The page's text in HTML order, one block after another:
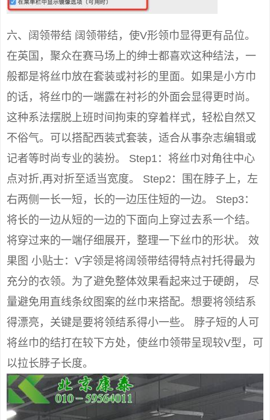
六、阔领带结 阔领带结，使V形领巾显得更有品位。
在英国，聚众在赛马场上的绅士都喜欢这种结法，一
般都是将丝巾放在套装或衬衫的里面。如果是小方巾
的话，将丝巾的一端露在衬衫的外面会显得更时尚。
这种系法摆脱上班时间拘束的穿着样式，轻松自然又
不俗气。可以搭配西装式套装，适合从事杂志编辑或
记者等时尚专业的装扮。 Step1：将丝巾对角往中心
点对折,再对折至适当宽度。 Step2：围在脖子上，左
右两侧一长一短，长的一边压住短的一边。 Step3：
将长的一边从短的一边的下面向上穿过去系一个结。
将穿过来的一端仔细展开，整理一下丝巾的形状。 效
果图 小贴士：V字领是将阔领带结得特点衬托得最为
充分的衣领。为了避免整体效果看起来过于硬朗， 尽
量避免用直线条纹图案的丝巾来搭配。想要将领结系
得漂亮，关键是要将领结系得小一些。 脖子短的人可
将丝巾的结打在较下方处，使丝巾领带呈现较V型，可
以拉长脖子长度。